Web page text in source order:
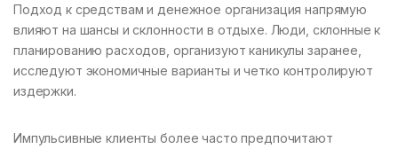
Подход к средствам и денежное организация напрямую
влияют на шансы и склонности в отдыхе. Люди, склонные к
планированию расходов, организуют каникулы заранее,
исследуют экономичные варианты и четко контролируют
издержки.
Импульсивные клиенты более часто предпочитают